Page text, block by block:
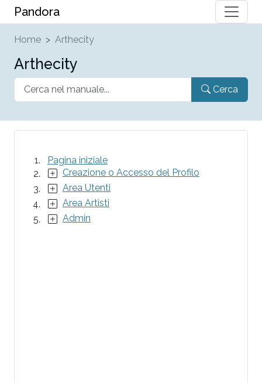
Pandora
Home Arthecity
Arthecity
Cerca
Pagina iniziale
Creazione o Accesso del Profilo
Area Utenti
Area Artisti
Admin